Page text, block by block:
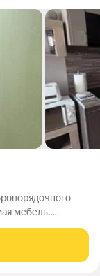
мебель,
метро